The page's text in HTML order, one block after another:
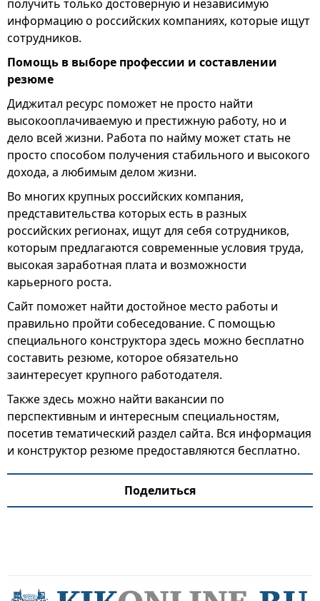
получить только достоверную и независимую
информацию о российских компаниях, которые ищут
сотрудников.
Помощь в выборе профессии и составлении
резюме
Диджитал ресурс поможет не просто найти
высокооплачиваемую и престижную работу, но и
дело всей жизни. Работа по найму может стать не
просто способом получения стабильного и высокого
дохода, а любимым делом жизни.
Во многих крупных российских компания,
представительства которых есть в разных
российских регионах, ищут для себя сотрудников,
которым предлагаются современные условия труда,
высокая заработная плата и возможности
карьерного роста.
Сайт поможет найти достойное место работы и
правильно пройти собеседование. С помощью
специального конструктора здесь можно бесплатно
составить резюме, которое обязательно
заинтересует крупного работодателя.
Также здесь можно найти вакансии по
перспективным и интересным специальностям,
посетив тематический раздел сайта. Вся информация
и конструктор резюме предоставляются бесплатно.
Поделиться